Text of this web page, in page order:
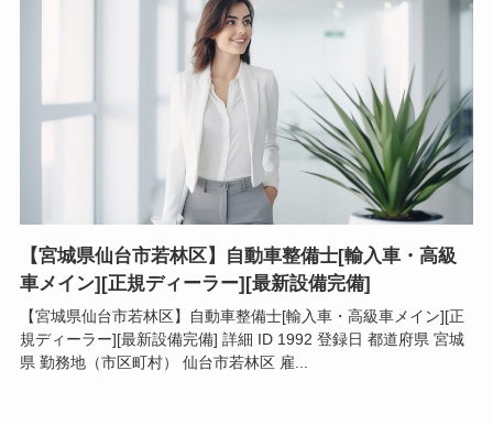
【宮城県仙台市若林区】自動車整備士[輸入車・高級
車メイン][正規ディーラー][最新設備完備]
【宮城県仙台市若林区】自動車整備士[輸入車・高級車メイン][正
規ディーラー][最新設備完備] 詳細 ID 1992 登録日 都道府県 宮城
県 勤務地（市区町村） 仙台市若林区 雇...